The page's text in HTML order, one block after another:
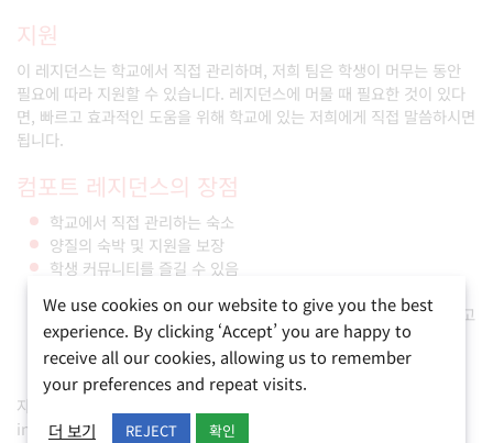
지원
이 레지던스는 학교에서 직접 관리하며, 저희 팀은 학생이 머무는 동안
필요에 따라 지원할 수 있습니다. 레지던스에 머물 때 필요한 것이 있다
면, 빠르고 효과적인 도움을 위해 학교에 있는 저희에게 직접 말씀하시면
됩니다.
컴포트 레지던스의 장점
학교에서 직접 관리하는 숙소
양질의 숙박 및 지원을 보장
학생 커뮤니티를 즐길 수 있음
단기나 장기 체류를 위해 필요한 모든 편의 시설이 있는 현대적이고
저렴한 레지던스
학교와 가까운 주요 장소, 오락 시설 및 편의 시설
자세한 내용이나 이용 가능 여부를 확인하려면 채팅으로 문의하거나
info@belsmalta.com으로 이메일을 보내 주세요.
We use cookies on our website to give you the best
experience. By clicking ‘Accept’ you are happy to
receive all our cookies, allowing us to remember
your preferences and repeat visits.
더 보기 REJECT 확인